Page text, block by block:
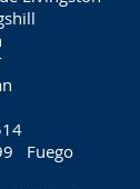
Fuego